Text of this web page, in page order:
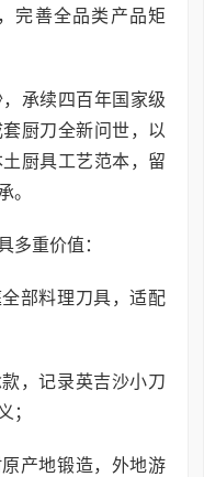
完善全品类产品矩
承续四百年国家级
厨刀全新问世，以
厨具工艺范本，留
。
多重价值：
部料理刀具，适配
，记录英吉沙小刀
；
产地锻造，外地游